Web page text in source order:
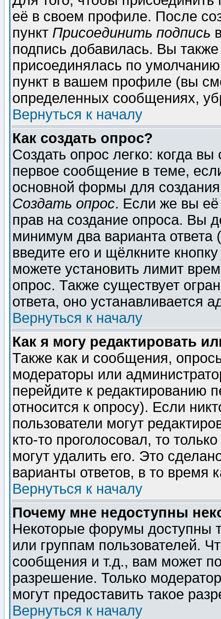
её в своем профиле. После
пункт Присоединить подпись
подпись добавилась. Вы
присоединялась по
пункт в вашем профиле (вы
определенных сообщениях,
Вернуться к началу
Как создать опрос?
Создать опрос легко: когда
первое сообщение в теме,
основной формы для
Создать опрос. Если же вы её
прав на создание опроса. Вы
минимум два варианта ответа
введите его и щёлкните
можете установить лимит
опрос. Также существует
ответа, оно устанавливается
Вернуться к началу
Как я могу редактировать
Также как и сообщения,
модераторы или
перейдите к редактированию
относится к опросу). Если
пользователи могут
кто-то проголосовал, то
могут удалить его. Это
варианты ответов, в то время
Вернуться к началу
Почему мне недоступны
Некоторые форумы доступны
или группам пользователей.
сообщения и т.д., вам может
разрешение. Только
могут предоставить такое
Вернуться к началу